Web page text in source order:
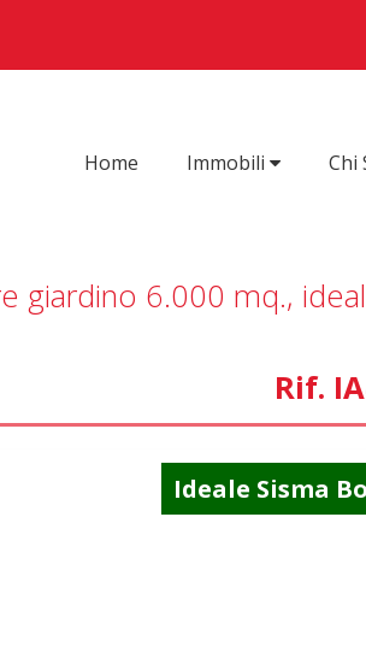
Home Immobili Chi
giardino 6.000 mq.,
Rif.
Ideale Sisma